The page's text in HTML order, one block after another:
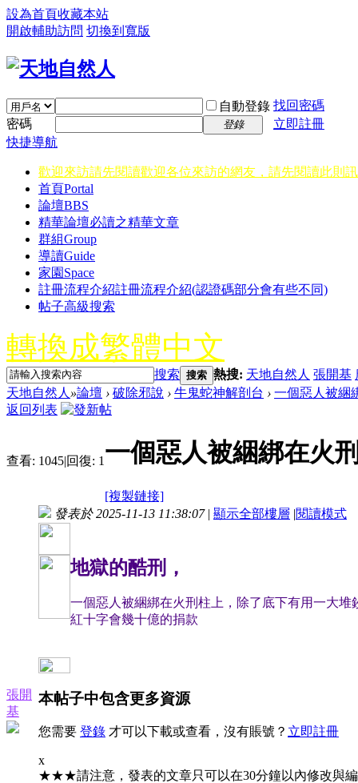
設為首頁收藏本站
開啟輔助訪問 切換到寬版
自動登錄 找回密碼
密碼
登錄
立即註冊
快捷導航
歡迎來訪請先閱讀歡迎各位來訪的網友，請先閱讀此則
首頁Portal
論壇BBS
精華論壇必讀之精華文章
群組Group
導讀Guide
家園 Space
註冊流程介紹註冊流程介紹(認證碼部分會有些不同)
帖子高級搜索
轉換成繁體中文
搜索 搜索 熱搜: 天地自然人 張開基
天地自然人 »論壇 › 破除邪說 › 牛鬼蛇神解剖台 › 一個惡人被綑
返回列表
查看: 1045|回復: 1 一個惡人被綑綁在火
[複製鏈接]
張開
基
發表於 2025-11-13 11:38:07 | 顯示全部樓層 |閱讀模式
地獄的酷刑，
一個惡人被綑綁在火刑柱上，除了底下有用一大
紅十字會幾十億的捐款
本帖子中包含更多資源
您需要 登錄 才可以下載或查看，沒有賬號？ 立即註冊
x
★★★請注意，發表的文章只可以在30分鐘以內修改